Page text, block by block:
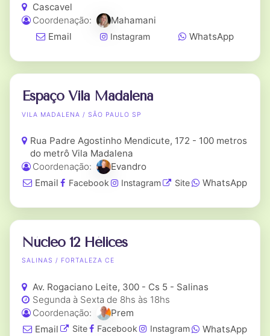
Cascavel
Coordenação:
Mahamani
Email
Instagram WhatsApp
Espaço Vila Madalena
VILA MADALENA / SÃO PAULO SP
Rua Padre Agostinho Mendicute, 172 - 100 metros
do metrô Vila Madalena
Coordenação:
Evandro
Email
Facebook Instagram Site WhatsApp
Núcleo 12 Hélices
SALINAS / FORTALEZA CE
Av. Rogaciano Leite, 300 - Cs 5 - Salinas
Segunda à Sexta de 8hs às 18hs
Coordenação:
Prem
Email
Site Facebook Instagram WhatsApp